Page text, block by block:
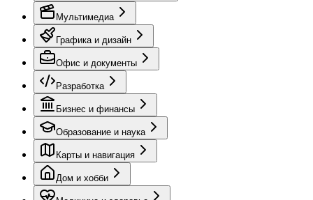
Мультимедиа
Графика и дизайн
Офис и документы
Разработка
Бизнес и финансы
Образование и наука
Карты и навигация
Дом и хобби